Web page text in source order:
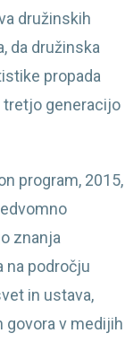
družinskih
da družinska
propada
tretjo generacijo
program, 2015,
znanja
na področju
in ustava,
govora v medijih